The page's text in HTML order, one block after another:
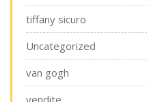
tiffany sicuro
Uncategorized
van gogh
vendite